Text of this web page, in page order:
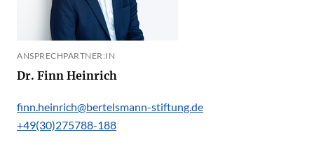
ANSPRECHPARTNER:IN
Dr. Finn Heinrich
finn.heinrich@bertelsmann-stiftung.de
+49(30)275788-188